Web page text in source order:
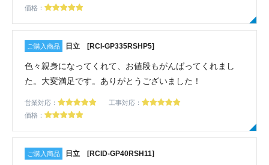
価格：
日立 [RCI-GP335RSHP5]
色々親身になってくれて、お値段もがんばってくれまし
た。大変満足です。ありがとうございました！
営業対応：
工事対応：
価格：
日立 [RCID-GP40RSH11]